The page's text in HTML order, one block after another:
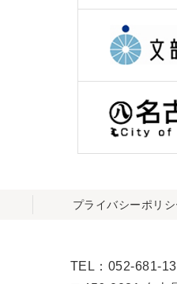
プライバシーポリシ
TEL：052-681-